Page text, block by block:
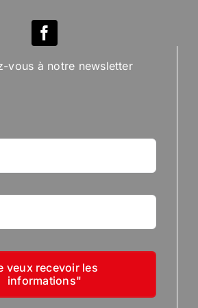
vous à notre newsletter
veux recevoir les
informations"